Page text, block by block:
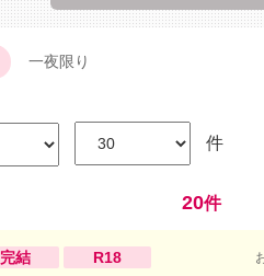
一夜限り
件
20件
完結 R18